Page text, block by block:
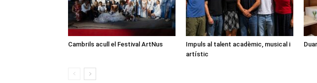
Cambrils acull el Festival ArtNus
Impuls al talent acadèmic, musical i
artístic